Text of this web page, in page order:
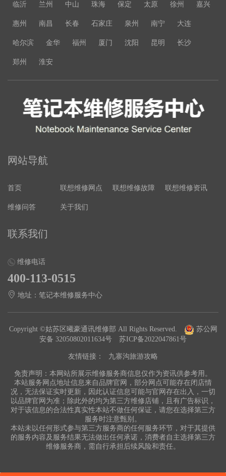
临沂 兰州 中山 珠海 保定 太原 徐州 嘉兴
惠州 南昌 长春 石家庄 泉州 南宁 大连
哈尔滨 金华 福州 厦门 沈阳 昆明 长沙
郑州 淮安
网站导航
首页 联想维修网点 联想维修故障 联想维修资讯
维修问答 关于我们
联系我们
维修电话
400-113-0515
地址：笔记本维修服务中心
Copyright ©姑苏区曦豪通讯维修部 All Rights Reserved.
苏公网
安备 32050802011634号
苏ICP备2022047861号
友情链接： 九寨沟旅游攻略
免责声明：本网站所展示维修服务商信息仅作为资讯供参考用。
本站服务网点地址信息来自品牌官网，部分网点可能存在闭店情
况，无法保证实时更新，因此认证信息可能与官网存在出入，一切
以品牌官网为准；除此外的均为第三方维修店铺，且有广告标识，
对于该信息的合法性真实性本站不做任何保证，请您在选择第三方
服务时注意甄别。
本站未以任何形式参与第三方服务商的任何服务环节，对于其提供
的服务内容及服务结果无法做出任何承诺，消费者自主选择第三方
维修服务商，需自行承担后续风险和责任。